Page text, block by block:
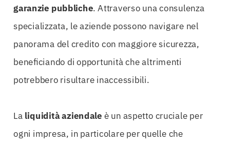
garanzie pubbliche. Attraverso una consulenza
specializzata, le aziende possono navigare nel
panorama del credito con maggiore sicurezza,
beneficiando di opportunità che altrimenti
potrebbero risultare inaccessibili.
La liquidità aziendale è un aspetto cruciale per
ogni impresa, in particolare per quelle che